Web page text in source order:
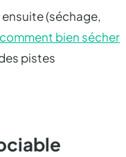
(séchage,
comment bien sécher
pistes